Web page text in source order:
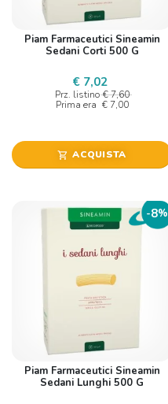
Piam Farmaceutici Sineamin
Sedani Corti 500 G
€ 7,02
Prz. listino € 7,60
Prima era € 7,00
shopping_cart ACQUISTA
-8%
Piam Farmaceutici Sineamin
Sedani Lunghi 500 G